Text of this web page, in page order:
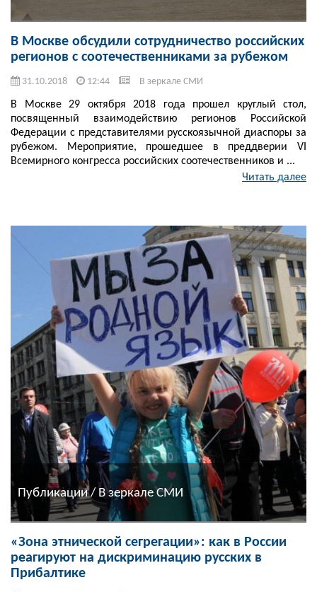
В Москве обсудили сотрудничество российских
регионов с соотечественниками за рубежом
31.10.2018 12:44 В зеркале СМИ
В Москве 29 октября 2018 года прошел круглый стол,
посвященный взаимодействию регионов Российской
Федерации с представителями русскоязычной диаспоры за
рубежом. Мероприятие, прошедшее в преддверии VI
Всемирного конгресса российских соотечественников и ...
Читать далее
Публикации / В зеркале СМИ
«Зона этнической сегрегации»: как в России
реагируют на дискриминацию русских в
Прибалтике